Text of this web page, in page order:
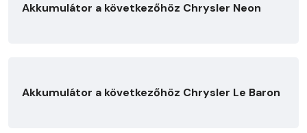
Akkumulátor a következőhöz Chrysler Neon
Akkumulátor a következőhöz Chrysler Le Baron